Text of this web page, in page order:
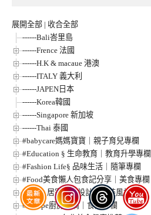
展開全部 | 收合全部
------Bali峇里島
------Frence 法國
------H.K & macaue 港澳
------ITALY 義大利
------JAPEN日本
------Korea韓國
------Singapore 新加坡
------Thai 泰國
#babycare媽媽寶寶｜親子育兒專欄
#Education § 生命教育｜教育升學專欄
#Fashion Life§ 品味生活｜隨筆專欄
#Food美食懶人包食記分享｜美食專欄
#Home 居家裝潢設計｜軟裝風格設計
#Recipe廚房點滴｜食譜專欄